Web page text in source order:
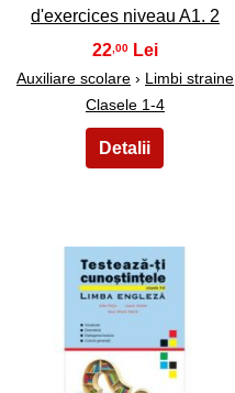
d'exercices niveau A1. 2
22 ,00
Auxiliare scolare› Limbi straine
Clasele 1-4
33